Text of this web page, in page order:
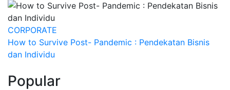
CORPORATE
How to Survive Post- Pandemic : Pendekatan Bisnis
dan Individu
Popular